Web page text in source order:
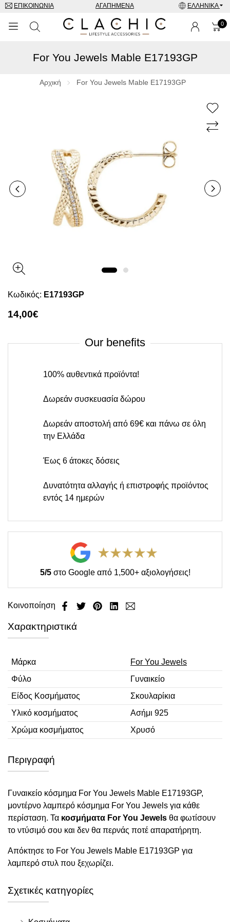
ΕΠΙΚΟΙΝΩΝΊΑ ΑΓΑΠΗΜΈΝΑ ΕΛΛΗΝΙΚΆ
0
ΜΑΡΚΕΣ
ΡΟΛΌΓΙΑ
ΑΞΕΣΟΥΑΡ
SPECIAL OFFERS
For You Jewels Mable E17193GP
Αρχική For You Jewels Mable E17193GP
Κωδικός: E17193GP
14,00€
Our benefits
100% αυθεντικά προϊόντα!
Δωρεάν συσκευασία δώρου
Δωρεάν αποστολή από 69€ και πάνω σε όλη
την Ελλάδα
Έως 6 άτοκες δόσεις
Δυνατότητα αλλαγής ή επιστροφής προϊόντος
εντός 14 ημερών
5/5στο Google από 1,500+ αξιολογήσεις!
Κοινοποίηση
Χαρακτηριστικά
Μάρκα
For You Jewels
Φύλο
Γυναικείο
Είδος Κοσμήματος
Σκουλαρίκια
Υλικό κοσμήματος
Ασήμι 925
Χρώμα κοσμήματος
Χρυσό
Περιγραφή
Γυναικείο κόσμημα For You Jewels Mable E17193GP,
μοντέρνο λαμπερό κόσμημα For You Jewels για κάθε
περίσταση. Τα κοσμήματα For You Jewels θα φωτίσουν
το ντύσιμό σου και δεν θα περνάς ποτέ απαρατήρητη.
Απόκτησε το For You Jewels Mable E17193GP για
λαμπερό στυλ που ξεχωρίζει.
Σχετικές κατηγορίες